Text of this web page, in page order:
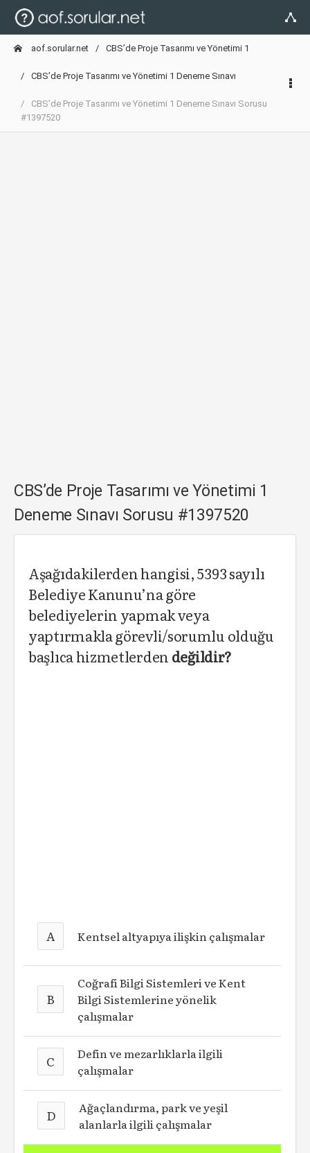
aof.sorular.net CBS’de Proje Tasarımı ve Yönetimi 1
CBS’de Proje Tasarımı ve Yönetimi 1 Deneme Sınavı
CBS’de Proje Tasarımı ve Yönetimi 1 Deneme Sınavı Sorusu
#1397520
CBS’de Proje Tasarımı ve Yönetimi 1
Deneme Sınavı Sorusu #1397520
Aşağıdakilerden hangisi, 5393 sayılı
Belediye Kanunu’na göre
belediyelerin yapmak veya
yaptırmakla görevli/sorumlu olduğu
başlıca hizmetlerden değildir?
A Kentsel altyapıya ilişkin çalışmalar
B
Coğrafi Bilgi Sistemleri ve Kent
Bilgi Sistemlerine yönelik
çalışmalar
C
Defin ve mezarlıklarla ilgili
çalışmalar
D
Ağaçlandırma, park ve yeşil
alanlarla ilgili çalışmalar